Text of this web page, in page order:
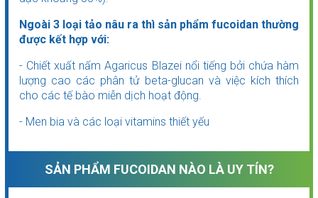
Ngoài 3 loại tảo nâu ra thì sản phẩm fucoidan thường
được kết hợp với:
- Chiết xuất nấm Agaricus Blazei nổi tiếng bởi chứa hàm
lượng cao các phân tử beta-glucan và việc kích thích
cho các tế bào miễn dịch hoạt động.
- Men bia và các loại vitamins thiết yếu
SẢN PHẨM FUCOIDAN NÀO LÀ UY TÍN?